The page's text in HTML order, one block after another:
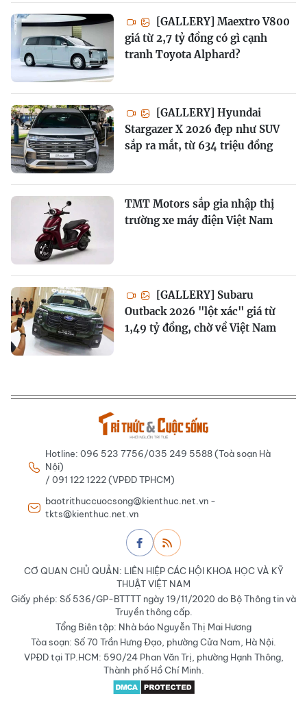
[GALLERY] Maextro V800
giá từ 2,7 tỷ đồng có gì cạnh
tranh Toyota Alphard?
[GALLERY] Hyundai
Stargazer X 2026 đẹp như SUV
sắp ra mắt, từ 634 triệu đồng
TMT Motors sắp gia nhập thị
trường xe máy điện Việt Nam
[GALLERY] Subaru
Outback 2026 "lột xác" giá từ
1,49 tỷ đồng, chờ về Việt Nam
Hotline: 096 523 7756/035 249 5588 (Toà soạn Hà
Nội)
/ 091 122 1222 (VPĐD TPHCM)
baotrithuccuocsong@kienthuc.net.vn -
tkts@kienthuc.net.vn
CƠ QUAN CHỦ QUẢN: LIÊN HIỆP CÁC HỘI KHOA HỌC VÀ KỸ
THUẬT VIỆT NAM
Giấy phép: Số 536/GP-BTTTT ngày 19/11/2020 do Bộ Thông tin và
Truyền thông cấp.
Tổng Biên tập: Nhà báo Nguyễn Thị Mai Hương
Tòa soạn: Số 70 Trần Hưng Đạo, phường Cửa Nam, Hà Nội.
VPĐD tại TP.HCM: 590/24 Phan Văn Trị, phường Hạnh Thông,
Thành phố Hồ Chí Minh.